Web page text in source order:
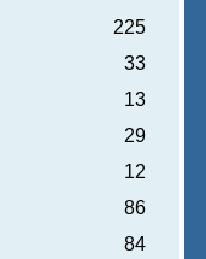
225
33
13
29
12
86
84